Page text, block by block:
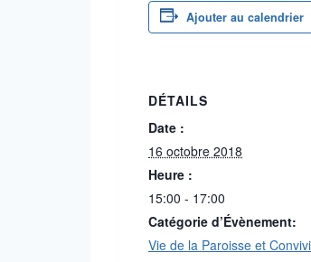
Ajouter au calendrier
DÉTAILS
Date :
16 octobre 2018
Heure :
15:00 - 17:00
Catégorie d’Évènement:
Vie de la Paroisse et